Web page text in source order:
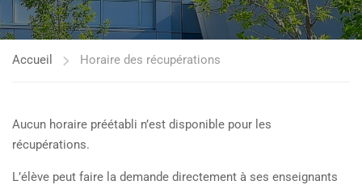
Accueil Horaire des récupérations
Aucun horaire préétabli n’est disponible pour les
récupérations.
L’élève peut faire la demande directement à ses enseignants